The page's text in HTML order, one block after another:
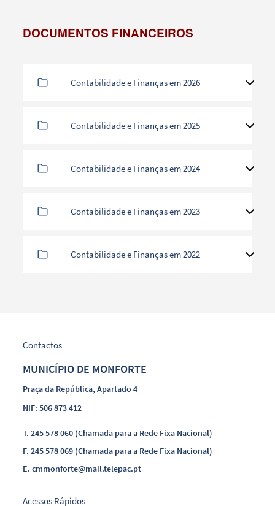
DOCUMENTOS FINANCEIROS
Contabilidade e Finanças em 2026
Contabilidade e Finanças em 2025
Contabilidade e Finanças em 2024
Contabilidade e Finanças em 2023
Contabilidade e Finanças em 2022
Contactos
MUNICÍPIO DE MONFORTE
Praça da República, Apartado 4
NIF: 506 873 412
T.245 578 060 (Chamada para a Rede Fixa Nacional)
F.245 578 069 (Chamada para a Rede Fixa Nacional)
E.cmmonforte@mail.telepac.pt
Acessos Rápidos